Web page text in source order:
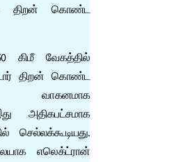
திறன் கொண்ட
கிமீ வேகத்தில்
திறன் கொண்ட
வாகனமாக
அதிகபட்சமாக
செல்லக்கூடியது.
எலெக்ட்ரான்